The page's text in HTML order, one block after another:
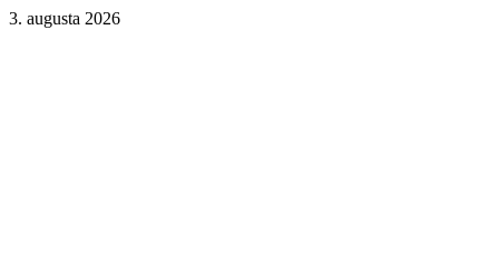
3. augusta 2026